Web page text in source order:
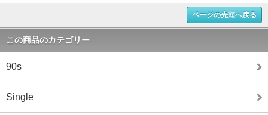
ページの先頭へ戻る
この商品のカテゴリー
90s
Single